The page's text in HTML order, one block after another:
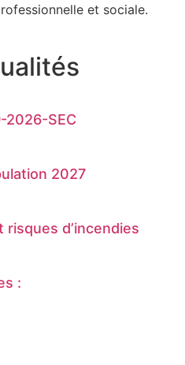
et sociale.
SEC
2027
d’incendies
: